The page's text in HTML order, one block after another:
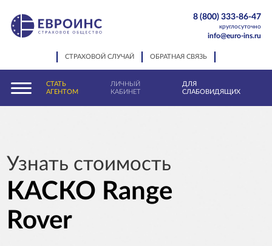
СТРАХОВОЙ СЛУЧАЙ ОБРАТНАЯ СВЯЗЬ
8 (800) 333-86-47
круглосуточно
info@euro-ins.ru
СТАТЬ
АГЕНТОМ
ЛИЧНЫЙ
КАБИНЕТ
ДЛЯ
СЛАБОВИДЯЩИХ
Узнать стоимость
КАСКО Range
Rover